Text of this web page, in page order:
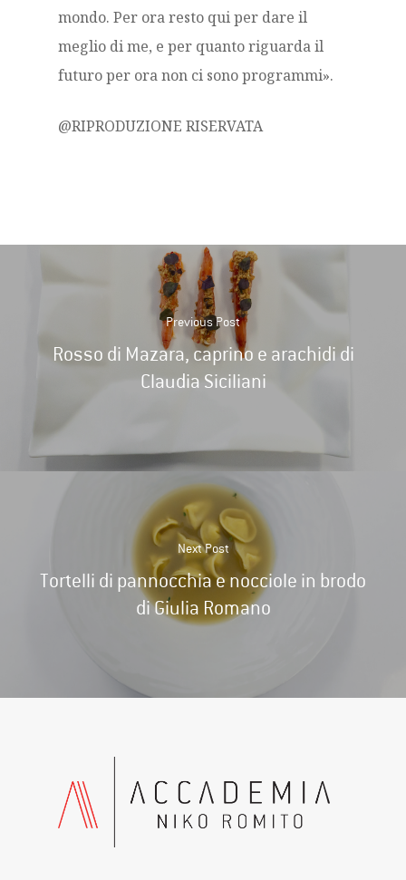
mondo. Per ora resto qui per dare il
meglio di me, e per quanto riguarda il
futuro per ora non ci sono programmi».
@RIPRODUZIONE RISERVATA
Previous Post
Rosso di Mazara, caprino e arachidi di
Claudia Siciliani
Next Post
Tortelli di pannocchia e nocciole in brodo
di Giulia Romano